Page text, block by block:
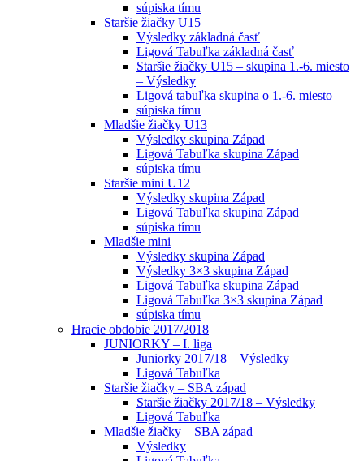
súpiska tímu
Staršie žiačky U15
Výsledky základná časť
Ligová Tabuľka základná časť
Staršie žiačky U15 – skupina 1.-6. miesto
– Výsledky
Ligová tabuľka skupina o 1.-6. miesto
súpiska tímu
Mladšie žiačky U13
Výsledky skupina Západ
Ligová Tabuľka skupina Západ
súpiska tímu
Staršie mini U12
Výsledky skupina Západ
Ligová Tabuľka skupina Západ
súpiska tímu
Mladšie mini
Výsledky skupina Západ
Výsledky 3×3 skupina Západ
Ligová Tabuľka skupina Západ
Ligová Tabuľka 3×3 skupina Západ
súpiska tímu
Hracie obdobie 2017/2018
JUNIORKY – I. liga
Juniorky 2017/18 – Výsledky
Ligová Tabuľka
Staršie žiačky – SBA západ
Staršie žiačky 2017/18 – Výsledky
Ligová Tabuľka
Mladšie žiačky – SBA západ
Výsledky